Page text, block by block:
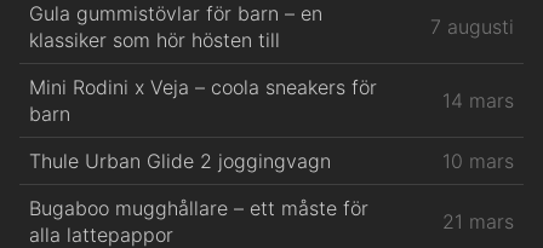
Gula gummistövlar för barn – en
klassiker som hör hösten till
7 augusti
Mini Rodini x Veja – coola sneakers för
barn
14 mars
Thule Urban Glide 2 joggingvagn
10 mars
Bugaboo mugghållare – ett måste för
alla lattepappor
21 mars